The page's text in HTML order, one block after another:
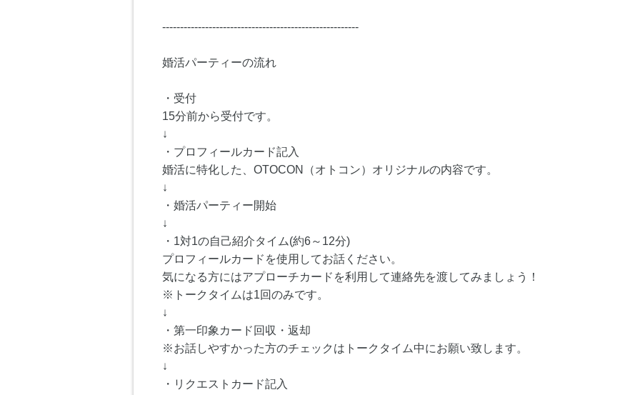
-------------------------------------------------------
婚活パーティーの流れ
・受付
15分前から受付です。
↓
・プロフィールカード記入
婚活に特化した、OTOCON（オトコン）オリジナルの内容です。
↓
・婚活パーティー開始
↓
・1対1の自己紹介タイム(約6～12分)
プロフィールカードを使用してお話ください。
気になる方にはアプローチカードを利用して連絡先を渡してみましょう！
※トークタイムは1回のみです。
↓
・第一印象カード回収・返却
※お話しやすかった方のチェックはトークタイム中にお願い致します。
↓
・リクエストカード記入